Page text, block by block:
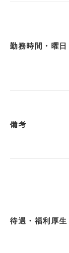
勤務時間・曜日
備考
待遇・福利厚生